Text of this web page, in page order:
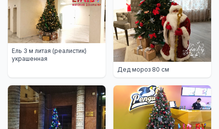
Ель 3 м литая (реалистик)
украшенная
Дед мороз 80 см